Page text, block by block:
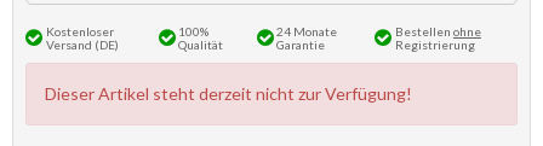
Kostenloser
Versand (DE)
100%
Qualität
24 Monate
Garantie
Bestellen ohne
Registrierung
Dieser Artikel steht derzeit nicht zur Verfügung!